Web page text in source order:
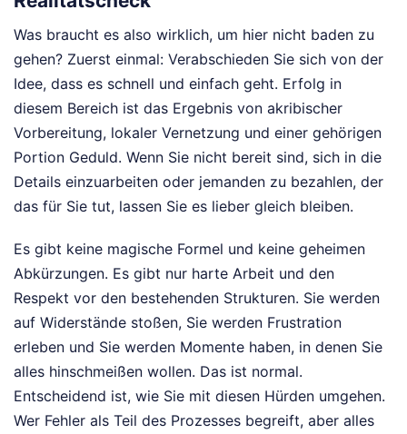
Was braucht es also wirklich, um hier nicht baden zu
gehen? Zuerst einmal: Verabschieden Sie sich von der
Idee, dass es schnell und einfach geht. Erfolg in
diesem Bereich ist das Ergebnis von akribischer
Vorbereitung, lokaler Vernetzung und einer gehörigen
Portion Geduld. Wenn Sie nicht bereit sind, sich in die
Details einzuarbeiten oder jemanden zu bezahlen, der
das für Sie tut, lassen Sie es lieber gleich bleiben.
Es gibt keine magische Formel und keine geheimen
Abkürzungen. Es gibt nur harte Arbeit und den
Respekt vor den bestehenden Strukturen. Sie werden
auf Widerstände stoßen, Sie werden Frustration
erleben und Sie werden Momente haben, in denen Sie
alles hinschmeißen wollen. Das ist normal.
Entscheidend ist, wie Sie mit diesen Hürden umgehen.
Wer Fehler als Teil des Prozesses begreift, aber alles